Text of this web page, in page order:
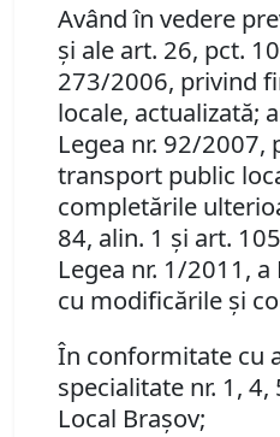
Având în vedere
şi ale art. 26, pct.
273/2006, privind
locale, actualizată;
Legea nr. 92/2007,
transport public
completările
84, alin. 1 şi art.
Legea nr. 1/2011,
cu modificările şi
În conformitate cu
specialitate nr. 1,
Local Braşov;